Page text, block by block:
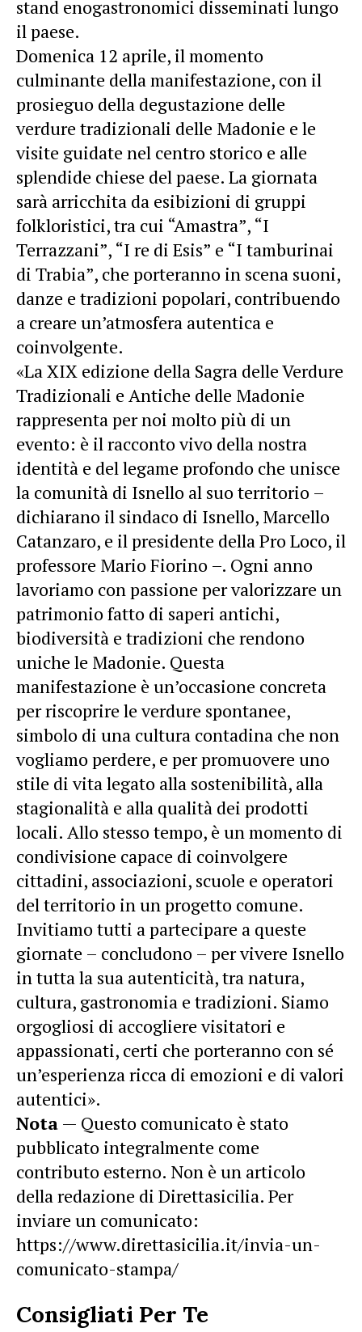
stand enogastronomici disseminati lungo
il paese.
Domenica 12 aprile, il momento
culminante della manifestazione, con il
prosieguo della degustazione delle
verdure tradizionali delle Madonie e le
visite guidate nel centro storico e alle
splendide chiese del paese. La giornata
sarà arricchita da esibizioni di gruppi
folkloristici, tra cui “Amastra”, “I
Terrazzani”, “I re di Esis” e “I tamburinai
di Trabia”, che porteranno in scena suoni,
danze e tradizioni popolari, contribuendo
a creare un’atmosfera autentica e
coinvolgente.
«La XIX edizione della Sagra delle Verdure
Tradizionali e Antiche delle Madonie
rappresenta per noi molto più di un
evento: è il racconto vivo della nostra
identità e del legame profondo che unisce
la comunità di Isnello al suo territorio –
dichiarano il sindaco di Isnello, Marcello
Catanzaro, e il presidente della Pro Loco, il
professore Mario Fiorino –. Ogni anno
lavoriamo con passione per valorizzare un
patrimonio fatto di saperi antichi,
biodiversità e tradizioni che rendono
uniche le Madonie. Questa
manifestazione è un’occasione concreta
per riscoprire le verdure spontanee,
simbolo di una cultura contadina che non
vogliamo perdere, e per promuovere uno
stile di vita legato alla sostenibilità, alla
stagionalità e alla qualità dei prodotti
locali. Allo stesso tempo, è un momento di
condivisione capace di coinvolgere
cittadini, associazioni, scuole e operatori
del territorio in un progetto comune.
Invitiamo tutti a partecipare a queste
giornate – concludono – per vivere Isnello
in tutta la sua autenticità, tra natura,
cultura, gastronomia e tradizioni. Siamo
orgogliosi di accogliere visitatori e
appassionati, certi che porteranno con sé
un’esperienza ricca di emozioni e di valori
autentici».
Nota — Questo comunicato è stato
pubblicato integralmente come
contributo esterno. Non è un articolo
della redazione di Direttasicilia. Per
inviare un comunicato:
https://www.direttasicilia.it/invia-un-
comunicato-stampa/
Consigliati Per Te